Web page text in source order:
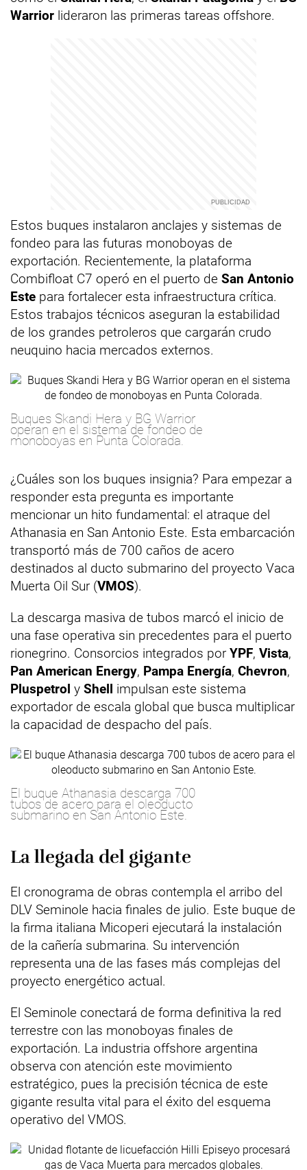
Warrior lideraron las primeras tareas offshore.
Estos buques instalaron anclajes y sistemas de
fondeo para las futuras monoboyas de
exportación. Recientemente, la plataforma
Combifloat C7 operó en el puerto de San Antonio
Este para fortalecer esta infraestructura crítica.
Estos trabajos técnicos aseguran la estabilidad
de los grandes petroleros que cargarán crudo
neuquino hacia mercados externos.
Buques Skandi Hera y BG Warrior
operan en el sistema de fondeo de
monoboyas en Punta Colorada.
¿Cuáles son los buques insignia? Para empezar a
responder esta pregunta es importante
mencionar un hito fundamental: el atraque del
Athanasia en San Antonio Este. Esta embarcación
transportó más de 700 caños de acero
destinados al ducto submarino del proyecto Vaca
Muerta Oil Sur (VMOS).
La descarga masiva de tubos marcó el inicio de
una fase operativa sin precedentes para el puerto
rionegrino. Consorcios integrados por YPF, Vista,
Pan American Energy, Pampa Energía, Chevron,
Pluspetrol y Shell impulsan este sistema
exportador de escala global que busca multiplicar
la capacidad de despacho del país.
El buque Athanasia descarga 700
tubos de acero para el oleoducto
submarino en San Antonio Este.
La llegada del gigante
El cronograma de obras contempla el arribo del
DLV Seminole hacia finales de julio. Este buque de
la firma italiana Micoperi ejecutará la instalación
de la cañería submarina. Su intervención
representa una de las fases más complejas del
proyecto energético actual.
El Seminole conectará de forma definitiva la red
terrestre con las monoboyas finales de
exportación. La industria offshore argentina
observa con atención este movimiento
estratégico, pues la precisión técnica de este
gigante resulta vital para el éxito del esquema
operativo del VMOS.